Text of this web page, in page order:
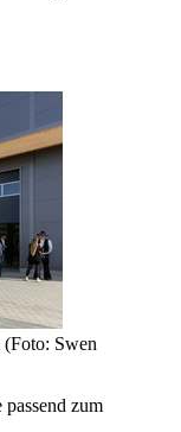
Swen
zum